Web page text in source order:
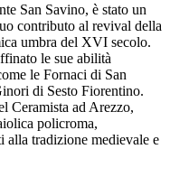
San Savino, è stato un
contributo al revival della
umbra del XVI secolo.
le sue abilità
le Fornaci di San
di Sesto Fiorentino.
Ceramista ad Arezzo,
policroma,
alla tradizione medievale e